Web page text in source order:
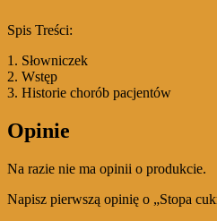
Spis Treści:
1. Słowniczek
2. Wstęp
3. Historie chorób pacjentów
Opinie
Na razie nie ma opinii o produkcie.
Napisz pierwszą opinię o „Stopa